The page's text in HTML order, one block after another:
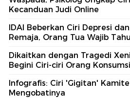
Kecanduan Judi Online
IDAI Beberkan Ciri Depresi
Remaja, Orang Tua Wajib Tahu
Dikaitkan dengan Tragedi
Begini Ciri-ciri Orang
Infografis: Ciri 'Gigitan'
Mengobatinya